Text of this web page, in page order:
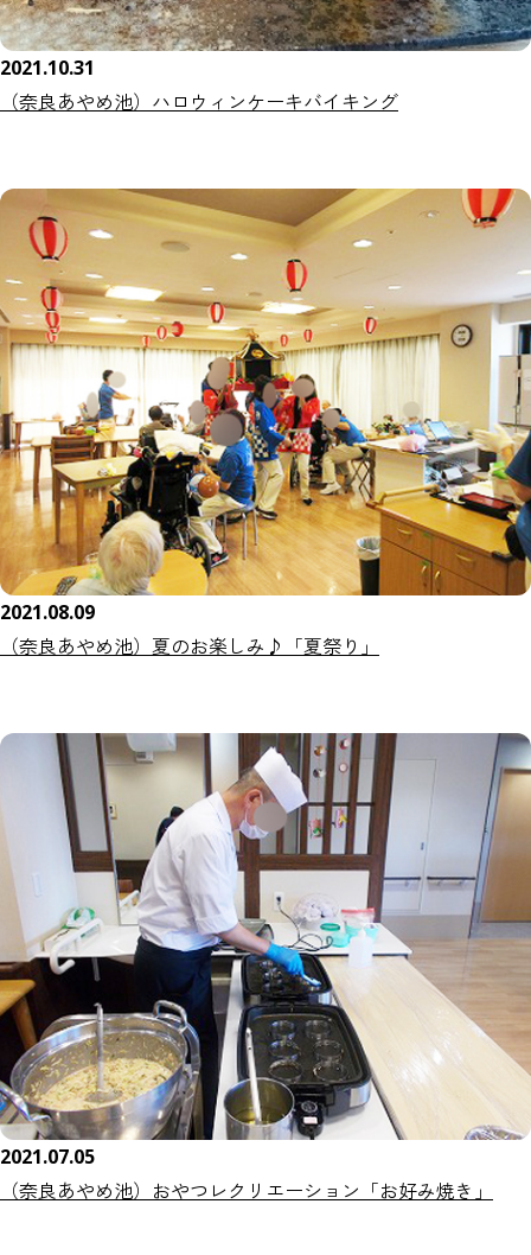
2021.10.31
（奈良あやめ池）ハロウィンケーキバイキング
2021.08.09
（奈良あやめ池）夏のお楽しみ♪「夏祭り」
2021.07.05
（奈良あやめ池）おやつレクリエーション「お好み焼き」